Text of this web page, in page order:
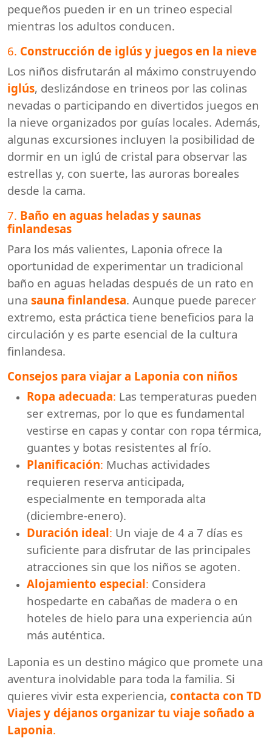
pequeños pueden ir en un trineo especial
mientras los adultos conducen.
6. Construcción de iglús y juegos en la nieve
Los niños disfrutarán al máximo construyendo
iglús, deslizándose en trineos por las colinas
nevadas o participando en divertidos juegos en
la nieve organizados por guías locales. Además,
algunas excursiones incluyen la posibilidad de
dormir en un iglú de cristal para observar las
estrellas y, con suerte, las auroras boreales
desde la cama.
7. Baño en aguas heladas y saunas
finlandesas
Para los más valientes, Laponia ofrece la
oportunidad de experimentar un tradicional
baño en aguas heladas después de un rato en
una sauna finlandesa. Aunque puede parecer
extremo, esta práctica tiene beneficios para la
circulación y es parte esencial de la cultura
finlandesa.
Consejos para viajar a Laponia con niños
Ropa adecuada: Las temperaturas pueden
ser extremas, por lo que es fundamental
vestirse en capas y contar con ropa térmica,
guantes y botas resistentes al frío.
Planificación: Muchas actividades
requieren reserva anticipada,
especialmente en temporada alta
(diciembre-enero).
Duración ideal: Un viaje de 4 a 7 días es
suficiente para disfrutar de las principales
atracciones sin que los niños se agoten.
Alojamiento especial: Considera
hospedarte en cabañas de madera o en
hoteles de hielo para una experiencia aún
más auténtica.
Laponia es un destino mágico que promete una
aventura inolvidable para toda la familia. Si
quieres vivir esta experiencia, contacta con TD
Viajes y déjanos organizar tu viaje soñado a
Laponia.